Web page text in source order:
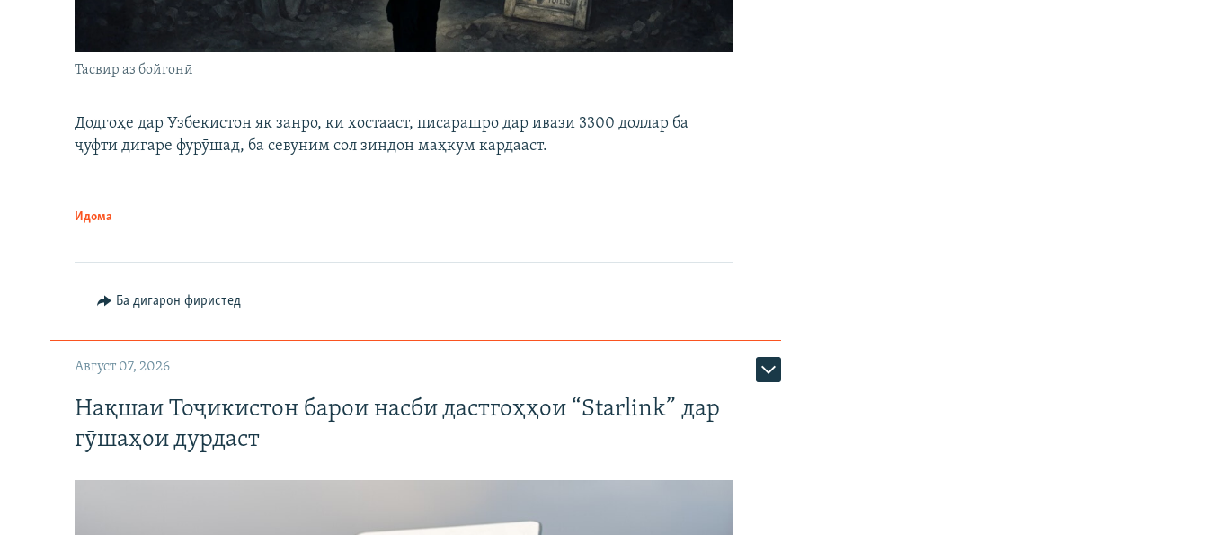
Тасвир аз бойгонӣ
Додгоҳе дар Узбекистон як занро, ки хостааст, писарашро дар ивази 3300 доллар ба
ҷуфти дигаре фурӯшад, ба севуним сол зиндон маҳкум кардааст.
Идома
Ба дигарон фиристед
Август 07, 2026
Нақшаи Тоҷикистон барои насби дастгоҳҳои “Starlink” дар
гӯшаҳои дурдаст